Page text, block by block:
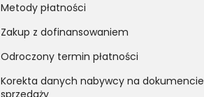
Metody płatności
Zakup z dofinansowaniem
Odroczony termin płatności
Korekta danych nabywcy na dokumencie